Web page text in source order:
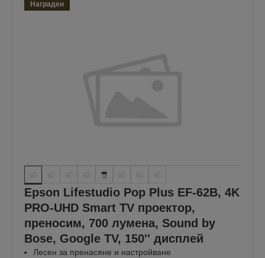
Награден
Epson Lifestudio Pop Plus EF-62B, 4K
PRO-UHD Smart TV проектор,
преносим, 700 лумена, Sound by
Bose, Google TV, 150'' дисплей
Лесен за пренасяне и настройване